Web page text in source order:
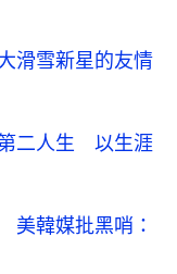
滑雪新星的友情
二人生 以生涯
美韓媒批黑哨：